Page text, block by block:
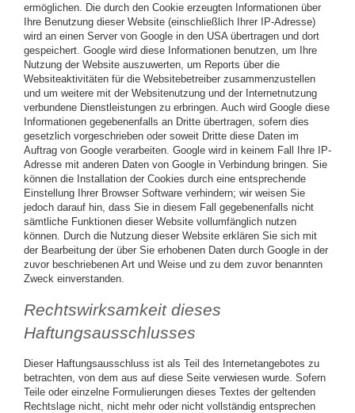
ermöglichen. Die durch den Cookie erzeugten Informationen über
Ihre Benutzung dieser Website (einschließlich Ihrer IP-Adresse)
wird an einen Server von Google in den USA übertragen und dort
gespeichert. Google wird diese Informationen benutzen, um Ihre
Nutzung der Website auszuwerten, um Reports über die
Websiteaktivitäten für die Websitebetreiber zusammenzustellen
und um weitere mit der Websitenutzung und der Internetnutzung
verbundene Dienstleistungen zu erbringen. Auch wird Google diese
Informationen gegebenenfalls an Dritte übertragen, sofern dies
gesetzlich vorgeschrieben oder soweit Dritte diese Daten im
Auftrag von Google verarbeiten. Google wird in keinem Fall Ihre IP-
Adresse mit anderen Daten von Google in Verbindung bringen. Sie
können die Installation der Cookies durch eine entsprechende
Einstellung Ihrer Browser Software verhindern; wir weisen Sie
jedoch darauf hin, dass Sie in diesem Fall gegebenenfalls nicht
sämtliche Funktionen dieser Website vollumfänglich nutzen
können. Durch die Nutzung dieser Website erklären Sie sich mit
der Bearbeitung der über Sie erhobenen Daten durch Google in der
zuvor beschriebenen Art und Weise und zu dem zuvor benannten
Zweck einverstanden.
Rechtswirksamkeit dieses
Haftungsausschlusses
Dieser Haftungsausschluss ist als Teil des Internetangebotes zu
betrachten, von dem aus auf diese Seite verwiesen wurde. Sofern
Teile oder einzelne Formulierungen dieses Textes der geltenden
Rechtslage nicht, nicht mehr oder nicht vollständig entsprechen